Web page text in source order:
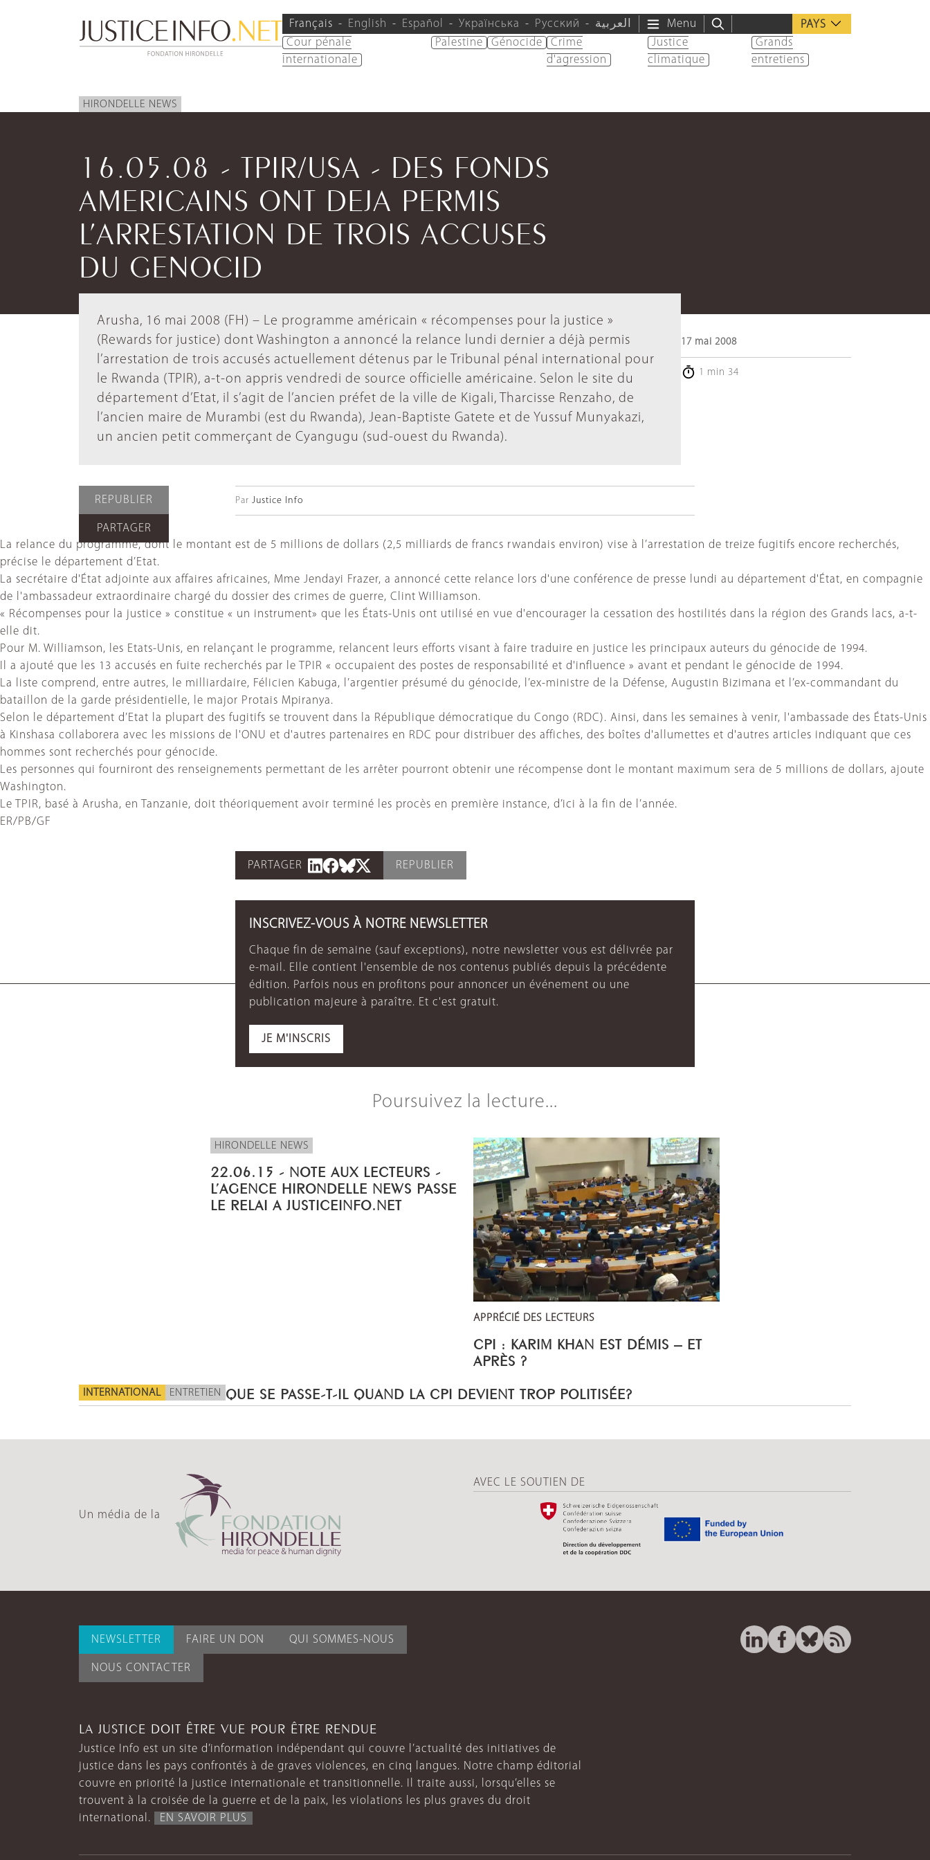
Français English Español Українська Русский العربية Menu
PAYS
Cour pénale
internationale
Palestine Génocide
Crime
d'agression
Justice
climatique
Grands
entretiens
HIRONDELLE NEWS
16.05.08 - TPIR/USA - DES FONDS
AMERICAINS ONT DEJA PERMIS
L’ARRESTATION DE TROIS ACCUSES
DU GENOCID
Arusha, 16 mai 2008 (FH) – Le programme américain « récompenses pour la justice »
(Rewards for justice) dont Washington a annoncé la relance lundi dernier a déjà permis
l’arrestation de trois accusés actuellement détenus par le Tribunal pénal international pour
le Rwanda (TPIR), a-t-on appris vendredi de source officielle américaine. Selon le site du
département d’Etat, il s’agit de l’ancien préfet de la ville de Kigali, Tharcisse Renzaho, de
l’ancien maire de Murambi (est du Rwanda), Jean-Baptiste Gatete et de Yussuf Munyakazi,
un ancien petit commerçant de Cyangugu (sud-ouest du Rwanda).
17 mai 2008
1 min 34
REPUBLIER
PARTAGER
Par Justice Info
La relance du programme, dont le montant est de 5 millions de dollars (2,5 milliards de francs rwandais environ) vise à l’arrestation de treize fugitifs encore recherchés,
précise le département d’Etat.
La secrétaire d'État adjointe aux affaires africaines, Mme Jendayi Frazer, a annoncé cette relance lors d'une conférence de presse lundi au département d'État, en compagnie
de l'ambassadeur extraordinaire chargé du dossier des crimes de guerre, Clint Williamson.
« Récompenses pour la justice » constitue « un instrument» que les États-Unis ont utilisé en vue d'encourager la cessation des hostilités dans la région des Grands lacs, a-t-
elle dit.
Pour M. Williamson, les Etats-Unis, en relançant le programme, relancent leurs efforts visant à faire traduire en justice les principaux auteurs du génocide de 1994.
Il a ajouté que les 13 accusés en fuite recherchés par le TPIR « occupaient des postes de responsabilité et d'influence » avant et pendant le génocide de 1994.
La liste comprend, entre autres, le milliardaire, Félicien Kabuga, l’argentier présumé du génocide, l’ex-ministre de la Défense, Augustin Bizimana et l’ex-commandant du
bataillon de la garde présidentielle, le major Protais Mpiranya.
Selon le département d’Etat la plupart des fugitifs se trouvent dans la République démocratique du Congo (RDC). Ainsi, dans les semaines à venir, l'ambassade des États-Unis
à Kinshasa collaborera avec les missions de l'ONU et d'autres partenaires en RDC pour distribuer des affiches, des boîtes d'allumettes et d'autres articles indiquant que ces
hommes sont recherchés pour génocide.
Les personnes qui fourniront des renseignements permettant de les arrêter pourront obtenir une récompense dont le montant maximum sera de 5 millions de dollars, ajoute
Washington.
Le TPIR, basé à Arusha, en Tanzanie, doit théoriquement avoir terminé les procès en première instance, d’ici à la fin de l’année.
ER/PB/GF
PARTAGER REPUBLIER
INSCRIVEZ-VOUS À NOTRE NEWSLETTER
Chaque fin de semaine (sauf exceptions), notre newsletter vous est délivrée par
e-mail. Elle contient l'ensemble de nos contenus publiés depuis la précédente
édition. Parfois nous en profitons pour annoncer un événement ou une
publication majeure à paraître. Et c'est gratuit.
JE M'INSCRIS
Poursuivez la lecture...
HIRONDELLE NEWS
22.06.15 - NOTE AUX LECTEURS -
L’AGENCE HIRONDELLE NEWS PASSE
LE RELAI A JUSTICEINFO.NET
APPRÉCIÉ DES LECTEURS
CPI : KARIM KHAN EST DÉMIS – ET
APRÈS ?
INTERNATIONAL ENTRETIEN QUE SE PASSE-T-IL QUAND LA CPI DEVIENT TROP POLITISÉE?
Un média de la
AVEC LE SOUTIEN DE
NEWSLETTER FAIRE UN DON QUI SOMMES-NOUS
NOUS CONTACTER
LA JUSTICE DOIT ÊTRE VUE POUR ÊTRE RENDUE
Justice Info est un site d’information indépendant qui couvre l’actualité des initiatives de
justice dans les pays confrontés à de graves violences, en cinq langues. Notre champ éditorial
couvre en priorité la justice internationale et transitionnelle. Il traite aussi, lorsqu’elles se
trouvent à la croisée de la guerre et de la paix, les violations les plus graves du droit
international.
EN SAVOIR PLUS